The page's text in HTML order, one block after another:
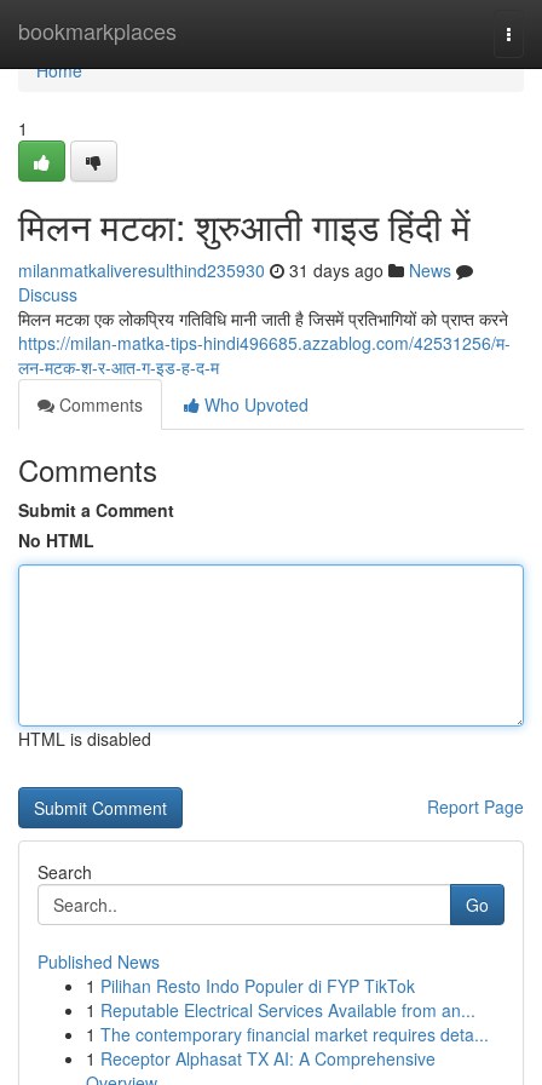
bookmarkplaces
Home
Home
1
मिलन मटका: शुरुआती गाइड हिंदी में
milanmatkaliveresulthind235930 31 days ago
News
Discuss
मिलन मटका एक लोकप्रिय गतिविधि मानी जाती है जिसमें प्रतिभागियों को प्राप्त करने
https://milan-matka-tips-hindi496685.azzablog.com/42531256/म-
लन-मटक-श-र-आत-ग-इड-ह-द-म
Comments
Who Upvoted
Comments
Submit a Comment
No HTML
HTML is disabled
Report Page
Search
Go
Published News
1 Pilihan Resto Indo Populer di FYP TikTok
1 Reputable Electrical Services Available from an...
1 The contemporary financial market requires deta...
1 Receptor Alphasat TX AI: A Comprehensive